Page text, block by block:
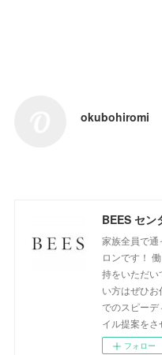
okubohiromi
BEES セン
家族全員で
ロンです！
持をいただ
い方はぜひ
でのスピーデ
イル提案をさ
フォロー